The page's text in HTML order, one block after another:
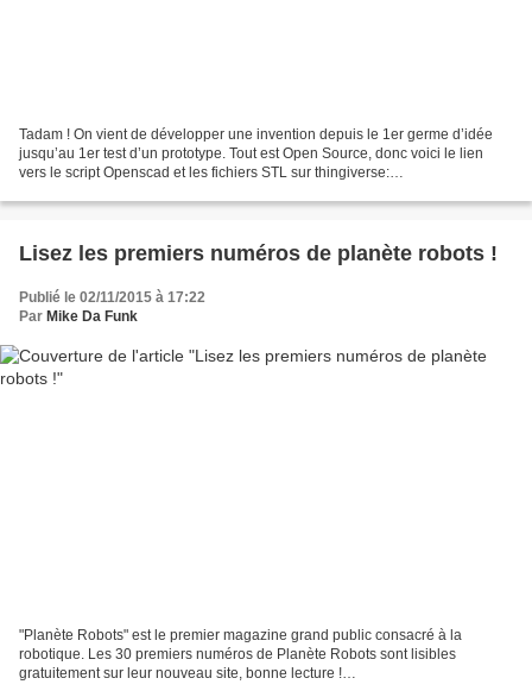
Tadam ! On vient de développer une invention depuis le 1er germe d’idée
jusqu’au 1er test d’un prototype. Tout est Open Source, donc voici le lien
vers le script Openscad et les fichiers STL sur thingiverse:
Lisez les premiers numéros de planète robots !
Publié le 02/11/2015 à 17:22
Par Mike Da Funk
"Planète Robots" est le premier magazine grand public consacré à la
robotique. Les 30 premiers numéros de Planète Robots sont lisibles
gratuitement sur leur nouveau site, bonne lecture !